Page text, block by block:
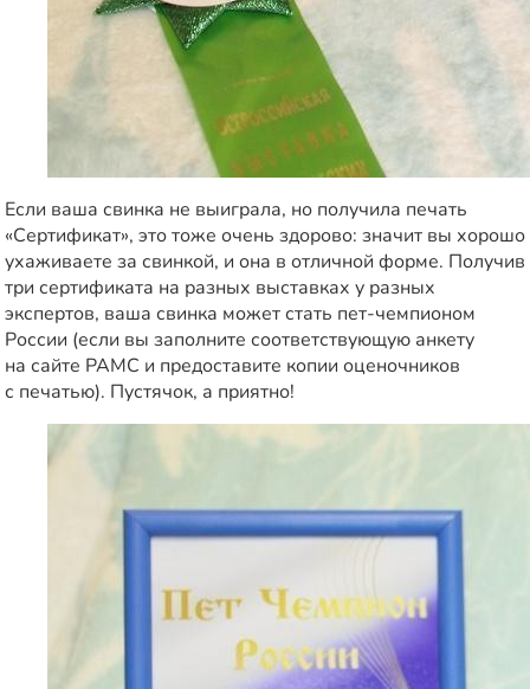
Если ваша свинка не выиграла, но получила печать
«Сертификат», это тоже очень здорово: значит вы хорошо
ухаживаете за свинкой, и она в отличной форме. Получив
три сертификата на разных выставках у разных
экспертов, ваша свинка может стать пет-чемпионом
России (если вы заполните соответствующую анкету
на сайте РАМС и предоставите копии оценочников
с печатью). Пустячок, а приятно!